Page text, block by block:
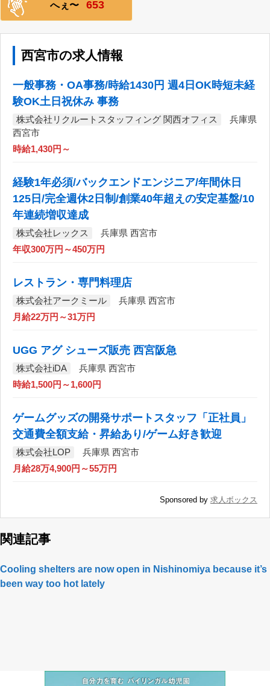
へぇ〜 653
西宮市の求人情報
一般事務・OA事務/時給1430円 週4日OK時短未経
験OK土日祝休み 事務
株式会社リクルートスタッフィング 関西オフィス
兵庫県
西宮市
時給1,430円～
経験1年必須/バックエンドエンジニア/年間休日
125日/完全週休2日制/創業40年超えの安定基盤/10
年連続増収達成
株式会社レックス
兵庫県 西宮市
年収300万円～450万円
レストラン・専門料理店
株式会社アークミール
兵庫県 西宮市
月給22万円～31万円
UGG アグ シューズ販売 西宮阪急
株式会社iDA
兵庫県 西宮市
時給1,500円～1,600円
ゲームグッズの開発サポートスタッフ「正社員」
交通費全額支給・昇給あり/ゲーム好き歓迎
株式会社LOP
兵庫県 西宮市
月給28万4,900円～55万円
Sponsored by 求人ボックス
関連記事
Cooling shelters are now open in Nishinomiya because it’s
been way too hot lately